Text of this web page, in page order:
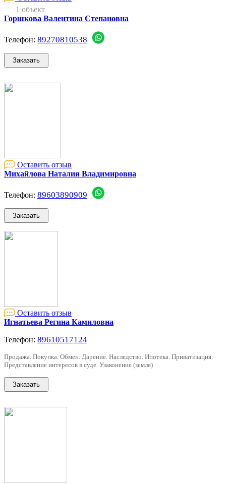
1 объект
Горшкова Валентина Степановна
Телефон: 89270810538
Оставить отзыв
Михайлова Наталия Владимировна
Телефон: 89603890909
Оставить отзыв
Игнатьева Регина Камиловна
Телефон: 89610517124
Продажа. Покупка. Обмен. Дарение. Наследство. Ипотека. Приватизация.
Представление интересов в суде. Узаконение (земля)